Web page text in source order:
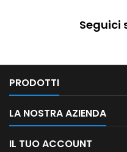
Seguici
PRODOTTI
LA NOSTRA AZIENDA
IL TUO ACCOUNT